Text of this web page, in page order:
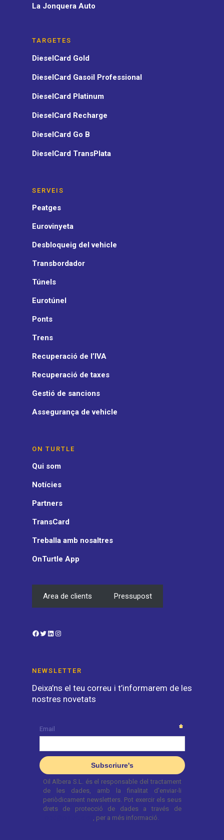
La Jonquera Auto
TARGETES
DieselCard Gold
DieselCard Gasoil Professional
DieselCard Platinum
DieselCard Recharge
DieselCard Go B
DieselCard TransPlata
SERVEIS
Peatges
Eurovinyeta
Desbloqueig del vehicle
Transbordador
Túnels
Eurotúnel
Ponts
Trens
Recuperació de l’IVA
Recuperació de taxes
Gestió de sancions
Assegurança de vehicle
ON TURTLE
Qui som
Notícies
Partners
TransCard
Treballa amb nosaltres
OnTurtle App
Area de clients Pressupost
Facebook
TwitterLinkedIn
NEWSLETTER
Deixa’ns el teu correu i t’informarem de les
nostres novetats